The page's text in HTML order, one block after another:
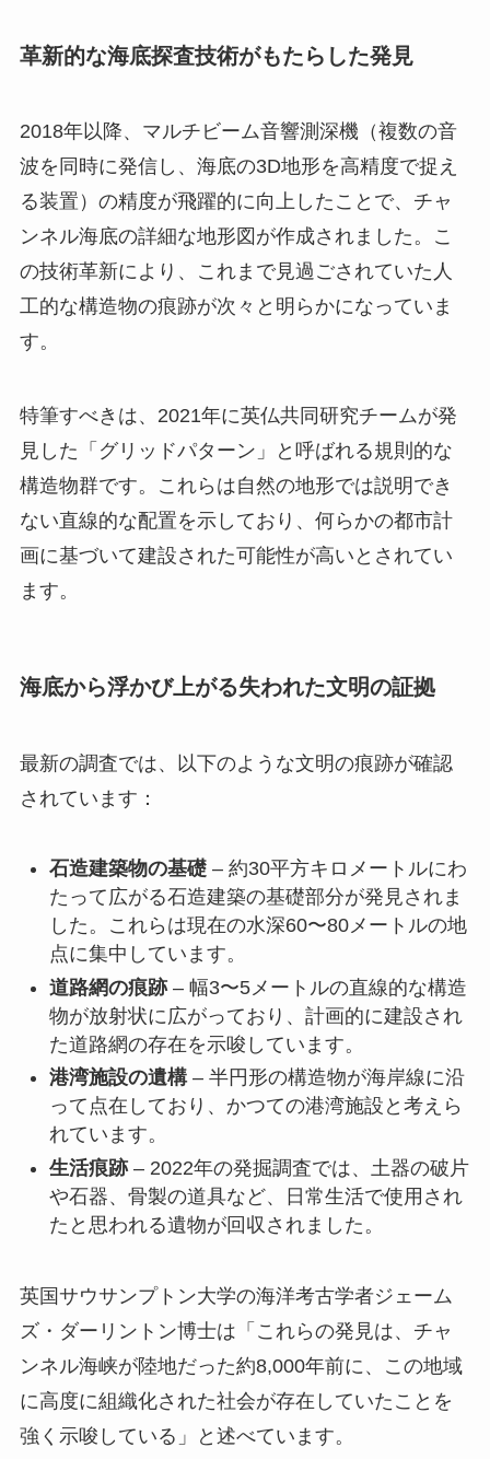
革新的な海底探査技術がもたらした発見
2018年以降、マルチビーム音響測深機（複数の音
波を同時に発信し、海底の3D地形を高精度で捉え
る装置）の精度が飛躍的に向上したことで、チャ
ンネル海底の詳細な地形図が作成されました。こ
の技術革新により、これまで見過ごされていた人
工的な構造物の痕跡が次々と明らかになっていま
す。
特筆すべきは、2021年に英仏共同研究チームが発
見した「グリッドパターン」と呼ばれる規則的な
構造物群です。これらは自然の地形では説明でき
ない直線的な配置を示しており、何らかの都市計
画に基づいて建設された可能性が高いとされてい
ます。
海底から浮かび上がる失われた文明の証拠
最新の調査では、以下のような文明の痕跡が確認
されています：
石造建築物の基礎– 約30平方キロメートルにわ
たって広がる石造建築の基礎部分が発見されま
した。これらは現在の水深60〜80メートルの地
点に集中しています。
道路網の痕跡– 幅3〜5メートルの直線的な構造
物が放射状に広がっており、計画的に建設され
た道路網の存在を示唆しています。
港湾施設の遺構– 半円形の構造物が海岸線に沿
って点在しており、かつての港湾施設と考えら
れています。
生活痕跡– 2022年の発掘調査では、土器の破片
や石器、骨製の道具など、日常生活で使用され
たと思われる遺物が回収されました。
英国サウサンプトン大学の海洋考古学者ジェーム
ズ・ダーリントン博士は「これらの発見は、チャ
ンネル海峡が陸地だった約8,000年前に、この地域
に高度に組織化された社会が存在していたことを
強く示唆している」と述べています。